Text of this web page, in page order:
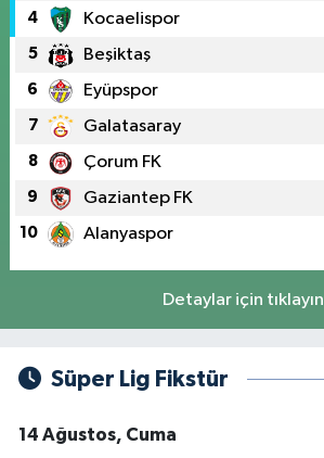
4 Kocaelispor
5 Beşiktaş
6 Eyüpspor
7 Galatasaray
8 Çorum FK
9 Gaziantep FK
10 Alanyaspor
Detaylar için tıklayın
Süper Lig Fikstür
14 Ağustos, Cuma